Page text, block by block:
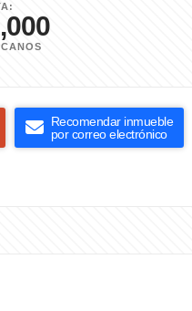
Recomendar inmueble
por correo electrónico